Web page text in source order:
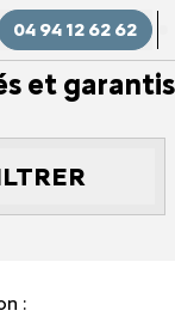
04 94 12 62 62
et garantis
: